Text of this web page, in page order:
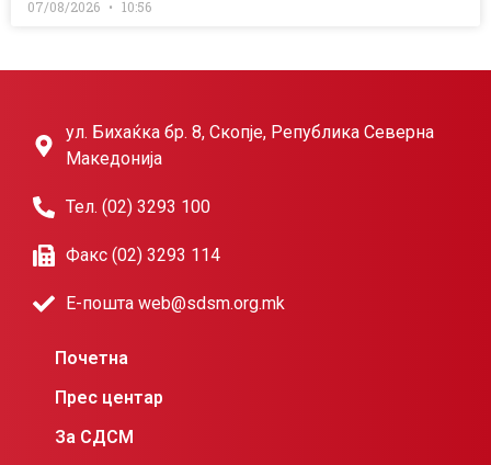
07/08/2026 10:56
ул. Бихаќка бр. 8, Скопје, Република Северна
Македонија
Тел. (02) 3293 100
Факс (02) 3293 114
Е-пошта web@sdsm.org.mk
Почетна
Прес центар
За СДСМ